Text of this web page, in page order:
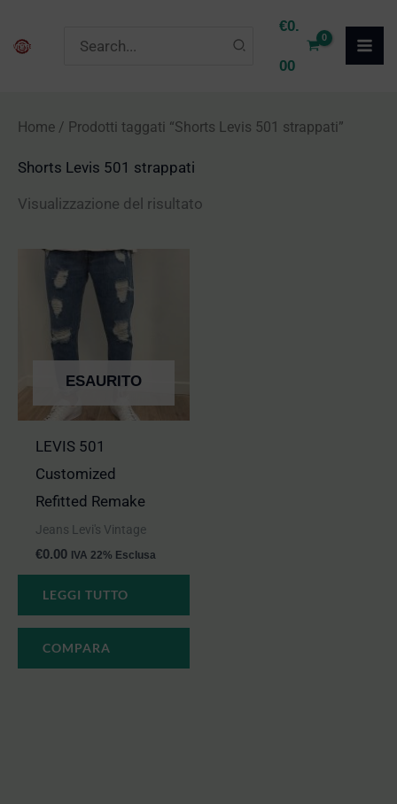
per:
€0.
00
Home / Prodotti taggati “Shorts Levis 501 strappati”
Shorts Levis 501 strappati
Visualizzazione del risultato
ESAURITO
LEVIS 501
Customized
Refitted Remake
Jeans Levi's Vintage
€0.00 IVA 22% Esclusa
LEGGI TUTTO
COMPARA